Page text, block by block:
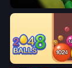
Axy Snake 3D
Crazy 2048 Balls